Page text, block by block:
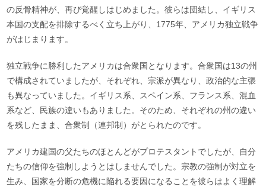
の反骨精神が、再び覚醒しはじめました。彼らは団結し、イギリス
本国の支配を排除するべく立ち上がり、1775年、アメリカ独立戦争
がはじまります。
独立戦争に勝利したアメリカは合衆国となります。合衆国は13の州
で構成されていましたが、それぞれ、宗派が異なり、政治的な主張
も異なっていました。イギリス系、スペイン系、フランス系、混血
系など、民族の違いもありました。そのため、それぞれの州の違い
を残したまま、合衆制（連邦制）がとられたのです。
アメリカ建国の父たちのほとんどがプロテスタントでしたが、自分
たちの信仰を強制しようとはしませんでした。宗教の強制が対立を
生み、国家を分断の危機に陥れる要因になることを彼らはよく理解